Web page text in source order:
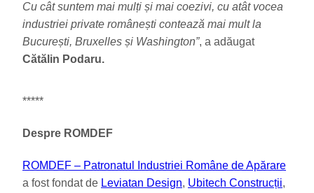
Cu cât suntem mai mulți și mai coezivi, cu atât vocea
industriei private românești contează mai mult la
București, Bruxelles și Washington”, a adăugat
Cătălin Podaru.
*****
Despre ROMDEF
ROMDEF – Patronatul Industriei Române de Apărare
a fost fondat de Leviatan Design, Ubitech Construcții,